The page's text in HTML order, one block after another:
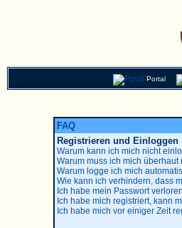
Portal
FAQ
Registrieren und Einloggen
Warum kann ich mich nicht
Warum muss ich mich überhaut
Warum logge ich mich
Wie kann ich verhindern, dass
Ich habe mein Passwort
Ich habe mich registriert, kann
Ich habe mich vor einiger Zeit